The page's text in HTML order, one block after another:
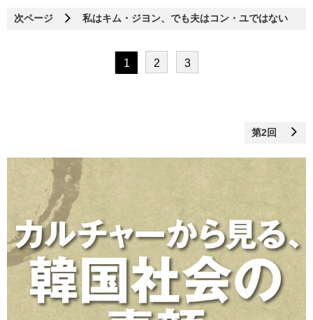
次ページ 私はキム・ジヨン、でも夫はコン・ユではない
1 2 3
第2回